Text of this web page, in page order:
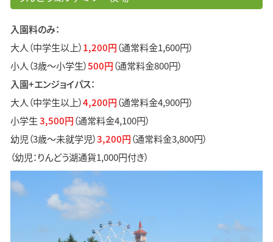
入園料のみ：
大人（中学生以上）1,200円（通常料金1,600円）
小人（3歳～小学生）500円（通常料金800円）
入園+エンジョイパス：
大人（中学生以上）4,200円（通常料金4,900円）
小学生3,500円（通常料金4,100円）
幼児（3歳～未就学児）3,200円（通常料金3,800円）
（幼児：りんどう湖通貨1,000円付き）